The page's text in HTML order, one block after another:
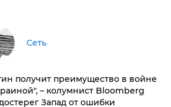
Сеть
получит преимущество в войне
– колумнист Bloomberg
Запад от ошибки